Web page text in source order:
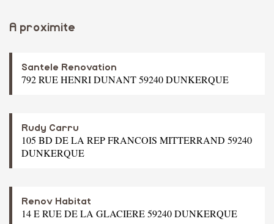
A proximite
Santele Renovation
792 RUE HENRI DUNANT 59240 DUNKERQUE
Rudy Carru
105 BD DE LA REP FRANCOIS MITTERRAND 59240
DUNKERQUE
Renov Habitat
14 E RUE DE LA GLACIERE 59240 DUNKERQUE